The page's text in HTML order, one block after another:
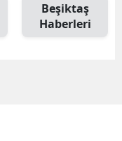
Beşiktaş
Haberleri